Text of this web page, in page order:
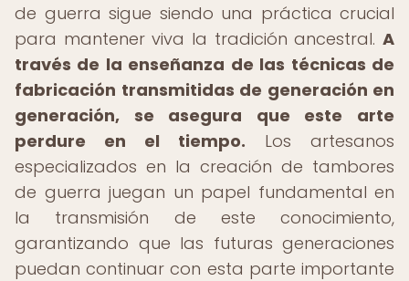
de guerra sigue siendo una práctica crucial
para mantener viva la tradición ancestral. A
través de la enseñanza de las técnicas de
fabricación transmitidas de generación en
generación, se asegura que este arte
perdure en el tiempo. Los artesanos
especializados en la creación de tambores
de guerra juegan un papel fundamental en
la transmisión de este conocimiento,
garantizando que las futuras generaciones
puedan continuar con esta parte importante